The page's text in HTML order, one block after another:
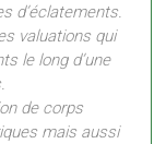
d’éclatements.
valuations qui
le long d’une
de corps
mais aussi